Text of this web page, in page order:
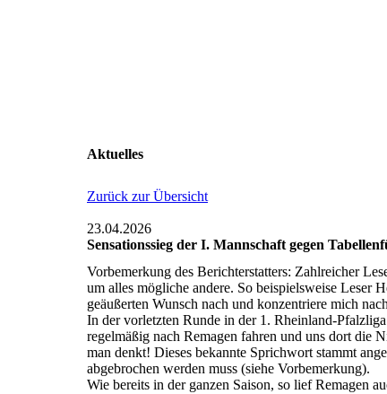
Aktuelles
Zurück zur Übersicht
23.04.2026
Sensationssieg der I. Mannschaft gegen
Vorbemerkung des Berichterstatters: Zahlreicher
um alles mögliche andere. So beispielsweise Leser
geäußerten Wunsch nach und konzentriere mich
In der vorletzten Runde in der 1. Rheinland-
regelmäßig nach Remagen fahren und uns dort die
man denkt! Dieses bekannte Sprichwort stammt
abgebrochen werden muss (siehe Vorbemerkung).
Wie bereits in der ganzen Saison, so lief Remagen